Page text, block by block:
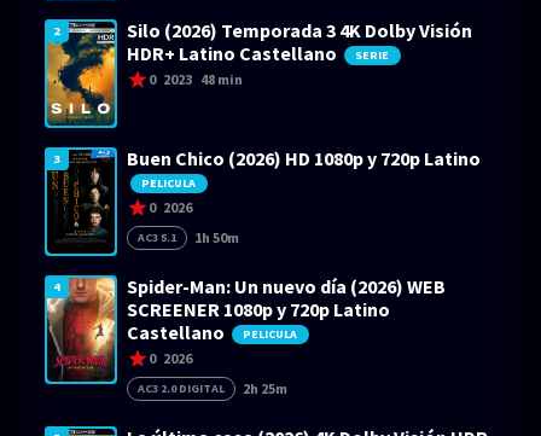
2
Silo (2026) Temporada 3 4K Dolby Visión
HDR+ Latino Castellano
SERIE
0 2023 48 min
3 Buen Chico (2026) HD 1080p y 720p Latino
PELICULA
0 2026
AC3 5.1 1h 50m
4
Spider-Man: Un nuevo día (2026) WEB
SCREENER 1080p y 720p Latino
Castellano
PELICULA
0 2026
AC3 2.0 DIGITAL 2h 25m